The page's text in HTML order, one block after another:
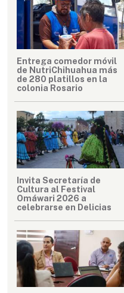
Entrega comedor móvil
de NutriChihuahua más
de 280 platillos en la
colonia Rosario
Invita Secretaría de
Cultura al Festival
Omáwari 2026 a
celebrarse en Delicias